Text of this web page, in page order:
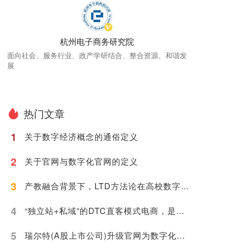
杭州电子商务研究院
面向社会、服务行业、政产学研结合、整合资源、和谐发
展
热门文章
1
关于数字经济概念的通俗定义
2 关于官网与数字化官网的定义
3 产教融合背景下，LTD方法论在高校数字化人才培养课堂的教学实践
4 “独立站+私域”的DTC直客模式电商，是告别互联网内卷唯一有效方式
5 瑞尔特(A股上市公司)升级官网为数字化网站，全程实践"从引导到成交(lead to deal)"品牌数字化经营